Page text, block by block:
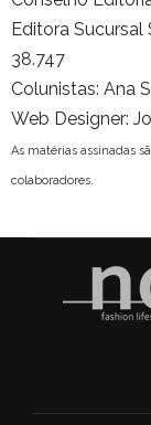
Editora Sucursal
38.747
Colunistas: Ana
Web Designer:
As matérias assinadas
colaboradores.